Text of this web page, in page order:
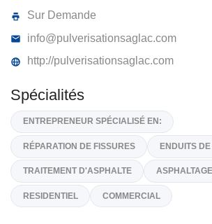
PULVÉRISATION SAG-LAC
(418) 481 2841
info@pulverisationsaglac.com
http://pulverisationsaglac.com